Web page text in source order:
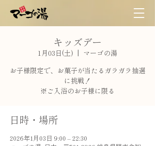
キッズデー
1月03日(土)
  |
マーゴの湯
お子様限定で、お菓子が当たるガラガラ抽選
に挑戦！
※ご入浴のお子様に限る
日時・場所
2026年1月03日 9:00 – 22:30